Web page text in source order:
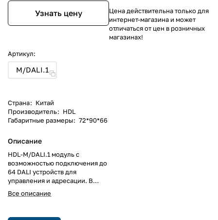
Узнать цену
Артикул:
M/DALI.1
Страна: Китай
Производитель: HDL
Габаритные размеры: 72*90*66
Описание
HDL-M/DALI.1 модуль с
возможностью подключения до
64 DALI устройств для
управления и адресации. В
реальном времени может
определять ошибки DALI
лампы, ошибка балласта. Для
Все описание
Цена действительна только для
интернет-магазина и может
отличаться от цен в розничных
магазинах!